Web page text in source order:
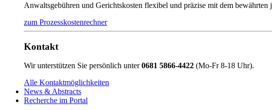
Anwaltsgebühren und Gerichtskosten flexibel und präzise mit dem bewährten
zum Prozesskostenrechner
Kontakt
Wir unterstützen Sie persönlich unter0681 5866-4422 (Mo-Fr 8-18 Uhr).
Alle Kontaktmöglichkeiten
News & Abstracts
Recherche im Portal